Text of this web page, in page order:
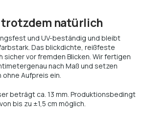
trotzdem natürlich
und UV-beständig und bleibt
Das blickdichte, reißfeste
vor fremden Blicken. Wir fertigen
nach Maß und setzen
Aufpreis ein.
beträgt ca. 13 mm. Produktionsbedingt
bis zu ±1,5 cm möglich.